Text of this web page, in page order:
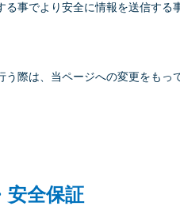
事でより安全に情報を送信する
際は、当ページへの変更をもっ
安全保証